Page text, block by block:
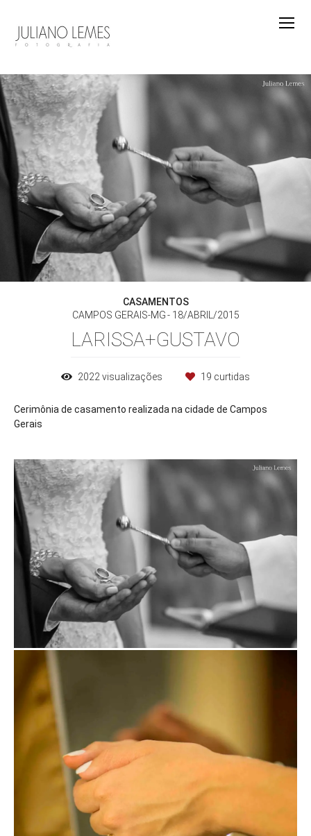
CASAMENTOS
CAMPOS GERAIS-MG
18/ABRIL/2015
LARISSA+GUSTAVO
2022 visualizações 19 curtidas
Cerimônia de casamento realizada na cidade de Campos
Gerais